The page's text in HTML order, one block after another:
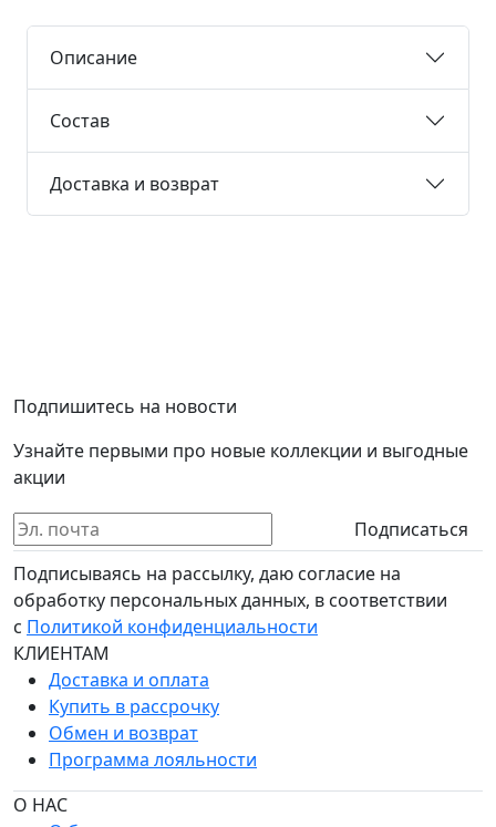
Описание
Состав
Доставка и возврат
Подпишитесь на новости
Узнайте первыми про новые коллекции и выгодные
акции
Подписаться
Подписываясь на рассылку, даю согласие на
обработку персональных данных, в соответствии
с Политикой конфиденциальности
КЛИЕНТАМ
Доставка и оплата
Купить в рассрочку
Обмен и возврат
Программа лояльности
О НАС